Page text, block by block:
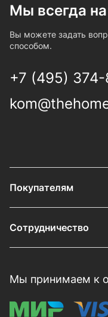
Мы всегда на
Вы можете задать
способом.
+7 (495)
Покупателям
Сотрудничество
Мы принимаем к